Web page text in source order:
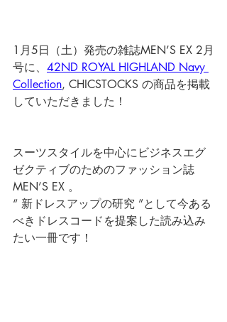
1月5日（土）発売の雑誌MEN’S EX 2月
号に、 42ND ROYAL HIGHLAND Navy
Collection, CHICSTOCKS の商品を掲載
していただきました！
スーツスタイルを中心にビジネスエグ
ゼクティブのためのファッション誌
MEN’S EX 。
“ 新ドレスアップの研究 ”として今ある
べきドレスコードを提案した読み込み
たい一冊です！